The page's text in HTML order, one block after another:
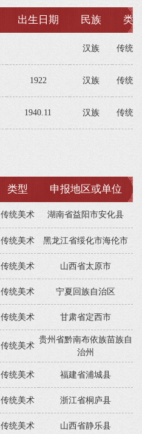
出生日期 民族 类
汉族 传统
1922 汉族 传统
1940.11 汉族 传统
类型 申报地区或单位
传统美术 湖南省益阳市安化县
传统美术 黑龙江省绥化市海伦市
传统美术 山西省太原市
传统美术 宁夏回族自治区
传统美术 甘肃省定西市
传统美术
贵州省黔南布依族苗族自
治州
传统美术 福建省浦城县
传统美术 浙江省桐庐县
传统美术 山西省静乐县